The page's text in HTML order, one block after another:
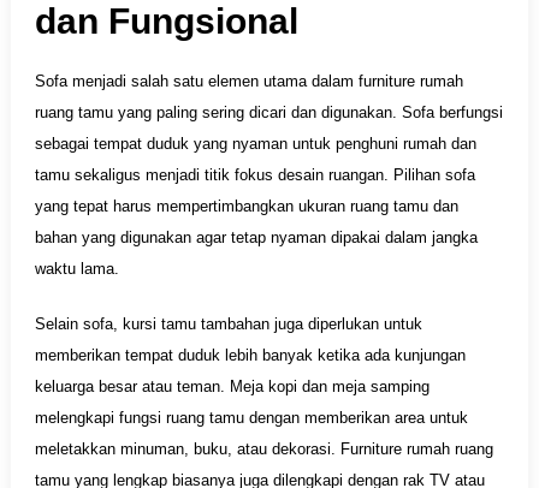
dan Fungsional
Sofa menjadi salah satu elemen utama dalam furniture rumah
ruang tamu yang paling sering dicari dan digunakan. Sofa berfungsi
sebagai tempat duduk yang nyaman untuk penghuni rumah dan
tamu sekaligus menjadi titik fokus desain ruangan. Pilihan sofa
yang tepat harus mempertimbangkan ukuran ruang tamu dan
bahan yang digunakan agar tetap nyaman dipakai dalam jangka
waktu lama.
Selain sofa, kursi tamu tambahan juga diperlukan untuk
memberikan tempat duduk lebih banyak ketika ada kunjungan
keluarga besar atau teman. Meja kopi dan meja samping
melengkapi fungsi ruang tamu dengan memberikan area untuk
meletakkan minuman, buku, atau dekorasi. Furniture rumah ruang
tamu yang lengkap biasanya juga dilengkapi dengan rak TV atau